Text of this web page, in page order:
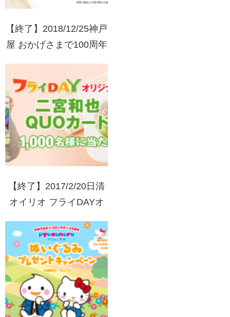
【終了】2018/12/25神戸
屋 おかげさまで100周年
【終了】2017/2/20日清
オイリオ フライDAYオ
ードプレゼントキャンペ
ーン